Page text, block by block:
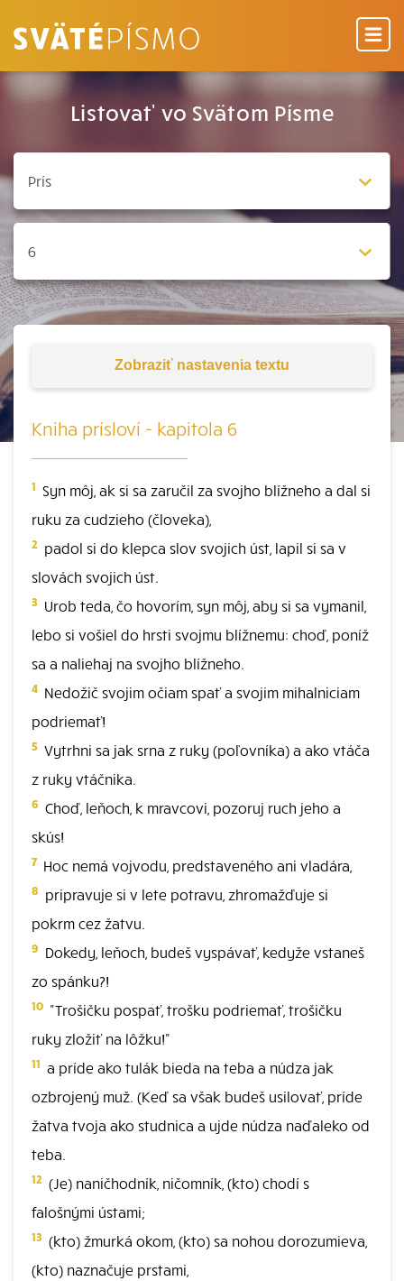
Listovať vo Svätom Písme
Zobraziť nastavenia textu
Kniha prísloví - kapitola 6
1 Syn môj, ak si sa zaručil za svojho blížneho a dal si
ruku za cudzieho (človeka),
2 padol si do klepca slov svojich úst, lapil si sa v
slovách svojich úst.
3 Urob teda, čo hovorím, syn môj, aby si sa vymanil,
lebo si vošiel do hrsti svojmu blížnemu: choď, poníž
sa a naliehaj na svojho blížneho.
4 Nedožič svojim očiam spať a svojim mihalniciam
podriemať!
5 Vytrhni sa jak srna z ruky (poľovníka) a ako vtáča
z ruky vtáčnika.
6 Choď, leňoch, k mravcovi, pozoruj ruch jeho a
skús!
7 Hoc nemá vojvodu, predstaveného ani vladára,
8 pripravuje si v lete potravu, zhromažďuje si
pokrm cez žatvu.
9 Dokedy, leňoch, budeš vyspávať, kedyže vstaneš
zo spánku?!
10 "Trošičku pospať, trošku podriemať, trošičku
ruky zložiť na lôžku!"
11 a príde ako tulák bieda na teba a núdza jak
ozbrojený muž. (Keď sa však budeš usilovať, príde
žatva tvoja ako studnica a ujde núdza naďaleko od
teba.
12 (Je) naničhodník, ničomník, (kto) chodí s
falošnými ústami;
13 (kto) žmurká okom, (kto) sa nohou dorozumieva,
(kto) naznačuje prstami,